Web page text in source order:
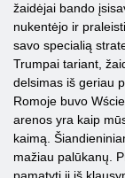
žaidėjai bando
nukentėjo ir
savo specialią
Trumpai tariant,
delsimas iš geriau
Romoje buvo
arenos yra kaip
kaimą.
mažiau palūkanų.